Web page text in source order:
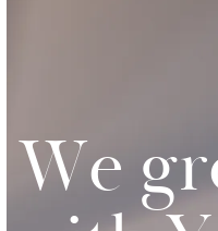
We gr